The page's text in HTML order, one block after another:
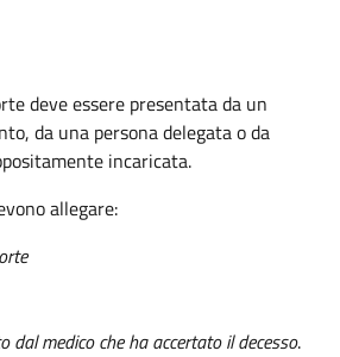
deve essere presentata da un
da una persona delegata o da
incaricata.
allegare:
dal medico che ha accertato il decesso.